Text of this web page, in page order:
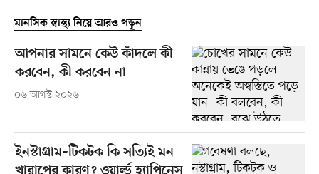
মানসিক স্বাস্থ্য নিয়ে আরও পড়ুন
আপনার সামনে কেউ কাঁদলে কী
করবেন, কী করবেন না
০৬ আগস্ট ২০২৬
ইনস্টাগ্রাম–টিকটক কি সত্যিই মন